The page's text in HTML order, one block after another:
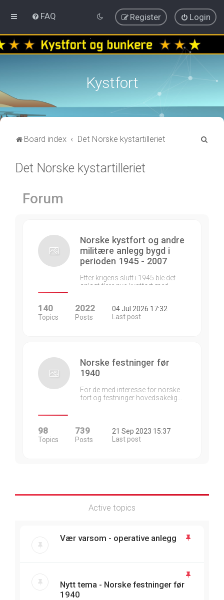
FAQ Login
Register
Kystfort
Board index Det Norske kystartilleriet
Det Norske kystartilleriet
Forum
Norske kystfort og andre
militære anlegg bygd i
perioden 1945 - 2007
Etter krigens slutt i 1945 ble det
anlagt flere nye kystfort med…
140
Topics
2022
Posts
04 Jul 2026 17:32
Last post
Norske festninger før
1940
For de med interesse for norske
fort og festninger hovedsakelig…
98
Topics
739
Posts
21 Sep 2023 15:37
Last post
Active topics
Vær varsom - operative anlegg
Nytt tema - Norske festninger før
1940